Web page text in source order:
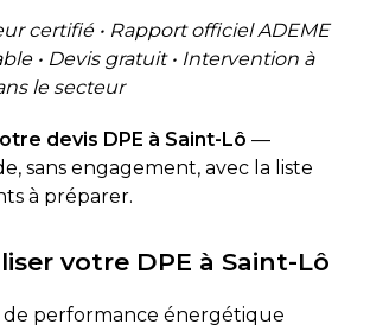
certifié • Rapport officiel ADEME
• Devis gratuit • Intervention à
le secteur
devis DPE à Saint-Lô —
sans engagement, avec la liste
à préparer.
votre DPE à Saint-Lô
de performance énergétique